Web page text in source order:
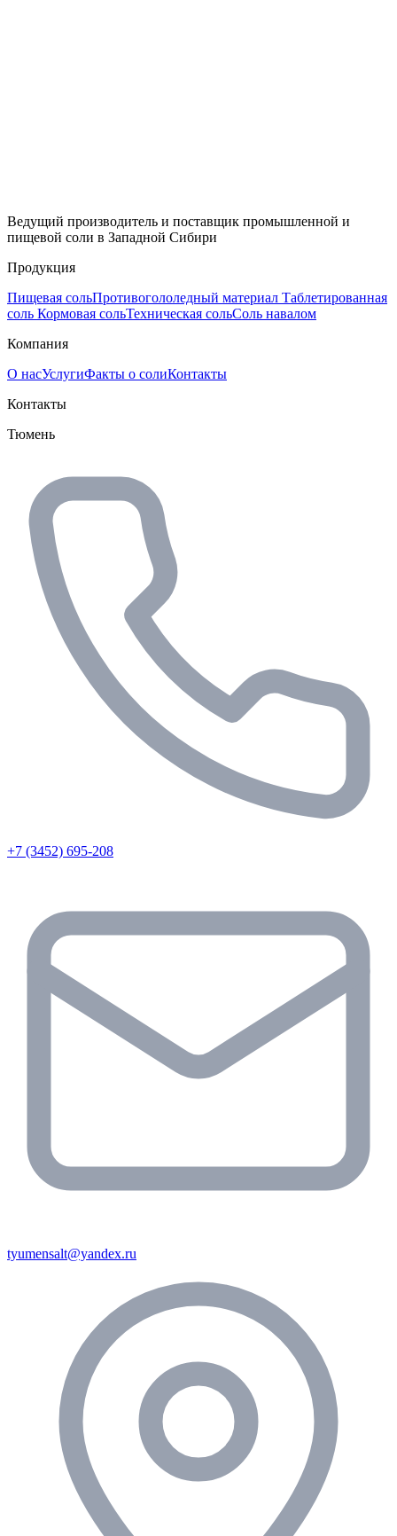
Ведущий производитель и поставщик промышленной и
пищевой соли в Западной Сибири
Продукция
Пищевая сольПротивогололедный материал Таблетированная
соль Кормовая сольТехническая сольСоль навалом
Компания
О насУслугиФакты о солиКонтакты
Контакты
Тюмень
+7 (3452) 695-208
tyumensalt@yandex.ru